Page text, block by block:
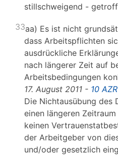
stillschweigend -
33aa) Es ist nicht
dass Arbeitspflichten
ausdrückliche
nach längerer Zeit auf
Arbeitsbedingungen
17. August 2011 - 10
Die Nichtausübung des
einen längeren
keinen
der Arbeitgeber von
und/oder gesetzlich